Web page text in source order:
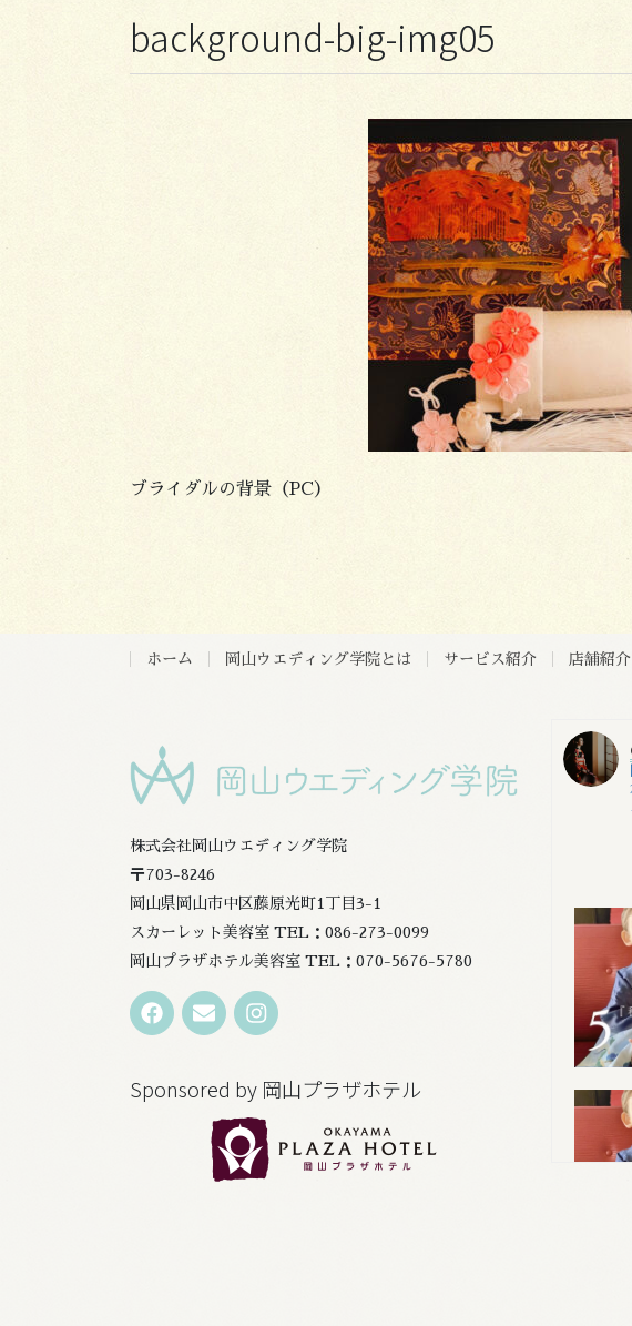
background-big-img05
ブライダルの背景（PC）
ホーム 岡山ウエディング学院とは サービス紹介 店舗紹介
株式会社岡山ウエディング学院
〒703-8246
岡山県岡山市中区藤原光町1丁目3-1
スカーレット美容室 TEL：086-273-0099
岡山プラザホテル美容室 TEL：070-5676-5780
Sponsored by 岡山プラザホテル